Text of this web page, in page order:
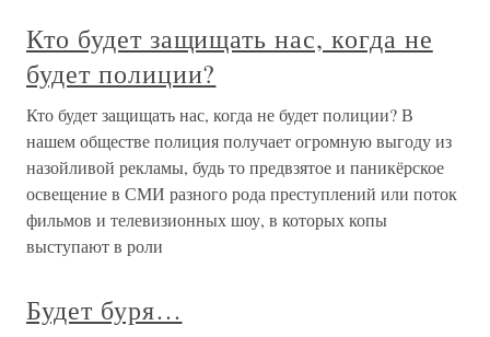
Кто будет защищать нас, когда не
будет полиции?
Кто будет защищать нас, когда не будет полиции? В
нашем обществе полиция получает огромную выгоду из
назойливой рекламы, будь то предвзятое и паникёрское
освещение в СМИ разного рода преступлений или поток
фильмов и телевизионных шоу, в которых копы
выступают в роли
Будет буря…